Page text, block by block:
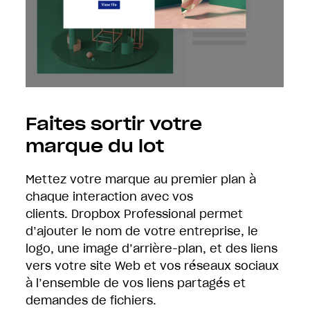
Faites sortir votre
marque du lot
Mettez votre marque au premier plan à
chaque interaction avec vos
clients. Dropbox Professional permet
d’ajouter le nom de votre entreprise, le
logo, une image d’arrière-plan, et des liens
vers votre site Web et vos réseaux sociaux
à l’ensemble de vos liens partagés et
demandes de fichiers.
Envoyez des fichiers volumineux sans vous
soucier des problèmes de sécurité ou de
réception. Avec Dropbox Transfer , vous
pouvez confirmer la réception des fichiers,
contrôler l’accès grâce à la protection par
mot de passe et définir des délais de
validité pour les liens.
Un accident ? Ne vous inquiétez pas, vous
pouvez récupérer votre travail pendant
180 jours.